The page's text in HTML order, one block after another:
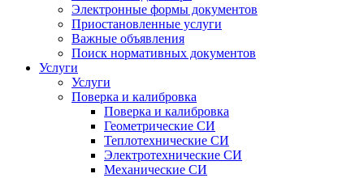
Электронные формы документов
Приостановленные услуги
Важные объявления
Поиск нормативных документов
Услуги
Услуги
Поверка и калибровка
Поверка и калибровка
Геометрические СИ
Теплотехнические СИ
Электротехнические СИ
Механические СИ